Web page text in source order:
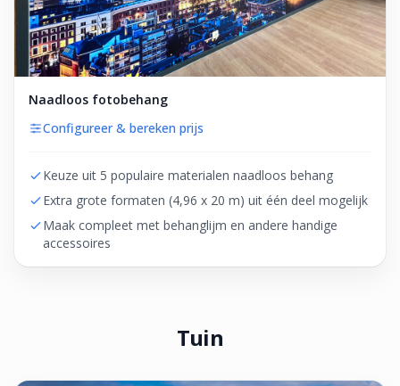
Naadloos fotobehang
Configureer & bereken prijs
Keuze uit 5 populaire materialen naadloos behang
Extra grote formaten (4,96 x 20 m) uit één deel mogelijk
Maak compleet met behanglijm en andere handige
accessoires
Tuin